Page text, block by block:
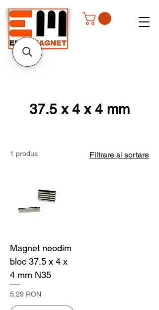
37.5 x 4 x 4 mm
1 produs Filtrare și sortare
Magnet neodim
bloc 37.5 x 4 x
4 mm N35
Preț
5,29 RON